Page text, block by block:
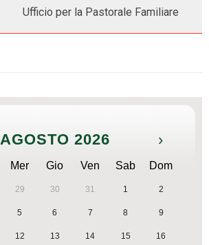
Ufficio per la Pastorale Familiare
AGOSTO 2026 ›
Mer Gio Ven Sab Dom
29 30 31 1 2
5 6 7 8 9
12 13 14 15 16